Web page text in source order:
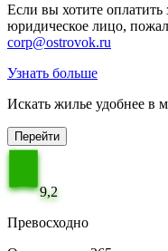
Если вы хотите оплатить
юридическое лицо,
corp@ostrovok.ru
Узнать больше
Искать жилье удобнее в
Перейти
9,2
Превосходно